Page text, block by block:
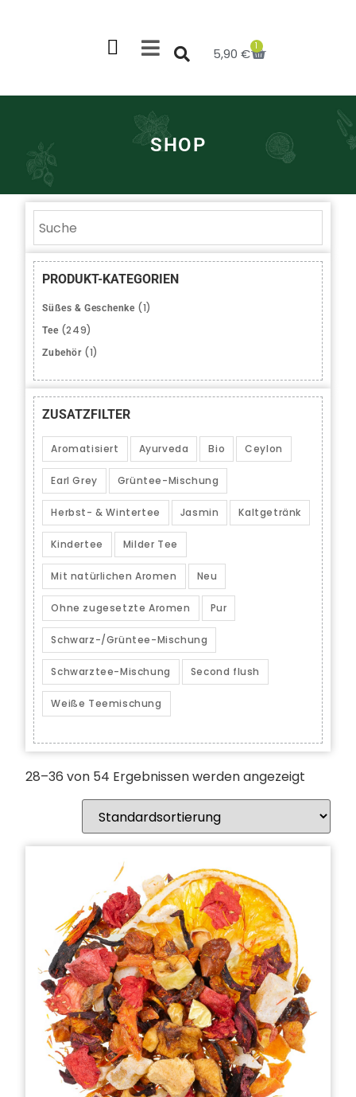
5,90 € 1
SHOP
PRODUKT-KATEGORIEN
Süßes & Geschenke (1)
Tee (249)
Zubehör (1)
ZUSATZFILTER
Aromatisiert Ayurveda Bio Ceylon
Earl Grey Grüntee-Mischung
Herbst- & Wintertee Jasmin Kaltgetränk
Kindertee Milder Tee
Mit natürlichen Aromen Neu
Ohne zugesetzte Aromen Pur
Schwarz-/Grüntee-Mischung
Schwarztee-Mischung Second flush
Weiße Teemischung
28–36 von 54 Ergebnissen werden angezeigt